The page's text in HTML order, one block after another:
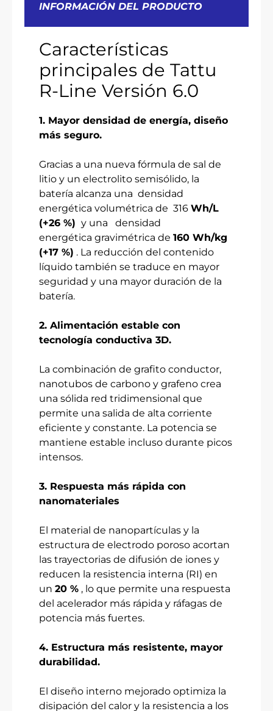
INFORMACIÓN DEL PRODUCTO
Características
principales de Tattu
R-Line Versión 6.0
1. Mayor densidad de energía, diseño
más seguro.
Gracias a una nueva fórmula de sal de
litio y un electrolito semisólido, la
batería alcanza una densidad
energética volumétrica de 316 Wh/L
(+26 %) y una densidad
energética gravimétrica de 160 Wh/kg
(+17 %) . La reducción del contenido
líquido también se traduce en mayor
seguridad y una mayor duración de la
batería.
2. Alimentación estable con
tecnología conductiva 3D.
La combinación de grafito conductor,
nanotubos de carbono y grafeno crea
una sólida red tridimensional que
permite una salida de alta corriente
eficiente y constante. La potencia se
mantiene estable incluso durante picos
intensos.
3. Respuesta más rápida con
nanomateriales
El material de nanopartículas y la
estructura de electrodo poroso acortan
las trayectorias de difusión de iones y
reducen la resistencia interna (RI) en
un 20 % , lo que permite una respuesta
del acelerador más rápida y ráfagas de
potencia más fuertes.
4. Estructura más resistente, mayor
durabilidad.
El diseño interno mejorado optimiza la
disipación del calor y la resistencia a los